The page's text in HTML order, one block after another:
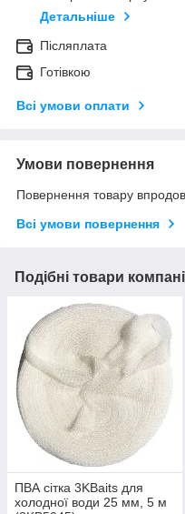
Детальніше
Післяплата
Готівкою
Всі умови оплати
Умови повернення
Повернення товару
Всі умови повернення
Подібні товари
ПВА сітка 3KBaits для
холодної води 25 мм, 5 м